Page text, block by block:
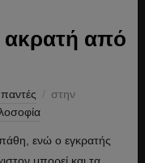
ακρατή από
στην
ενώ ο εγκρατής
μπορεί και τα